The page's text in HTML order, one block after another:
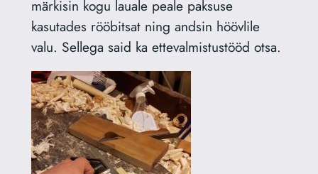
märkisin kogu lauale peale paksuse
kasutades rööbitsat ning andsin höövlile
valu. Sellega said ka ettevalmistustööd otsa.